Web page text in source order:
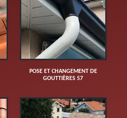
POSE ET CHANGEMENT DE
GOUTTIÈRES 57